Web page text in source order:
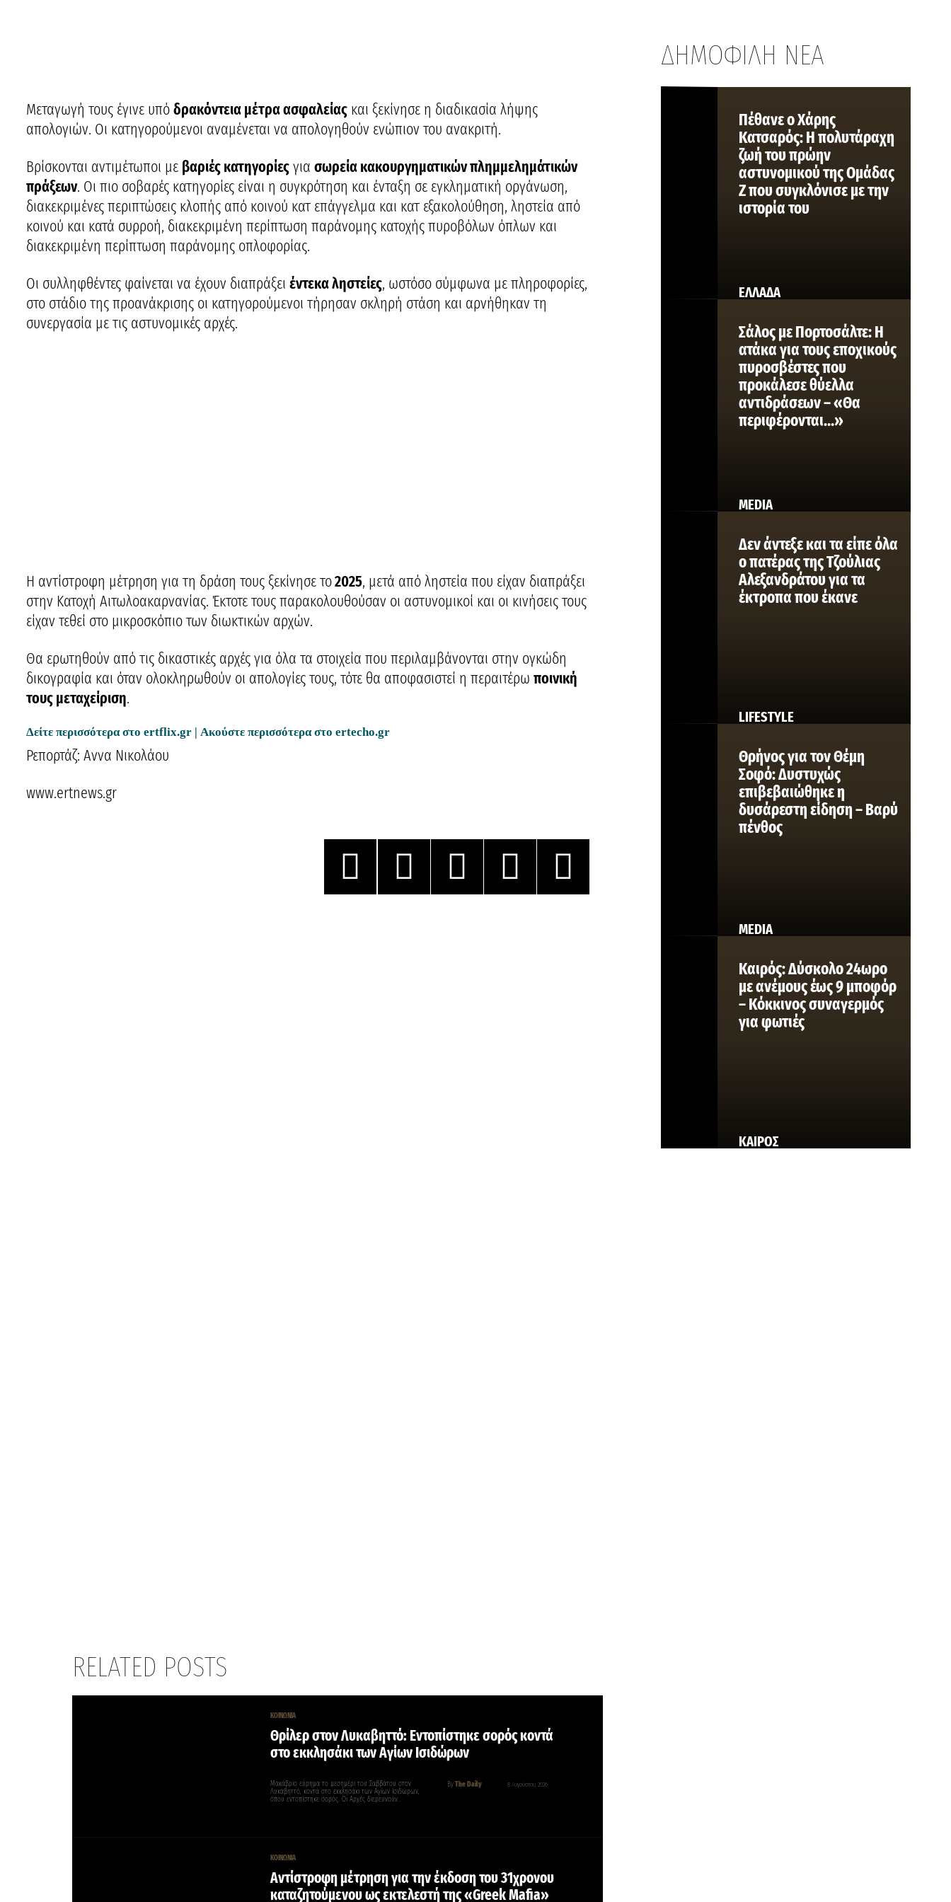
Μεταγωγή τους έγινε υπόδρακόντεια μέτρα ασφαλείας και ξεκίνησε η διαδικασία λήψης
απολογιών. Οι κατηγορούμενοι αναμένεται να απολογηθούν ενώπιον του ανακριτή.
Βρίσκονται αντιμέτωποι με βαριές κατηγορίεςγια σωρεία κακουργηματικών πλημμελημάτικών
πράξεων. Οι πιο σοβαρές κατηγορίες είναι η συγκρότηση και ένταξη σε εγκληματική οργάνωση,
διακεκριμένες περιπτώσεις κλοπής από κοινού κατ επάγγελμα και κατ εξακολούθηση, ληστεία από
κοινού και κατά συρροή, διακεκριμένη περίπτωση παράνομης κατοχής πυροβόλων όπλων και
διακεκριμένη περίπτωση παράνομης οπλοφορίας.
Οι συλληφθέντες φαίνεται να έχουν διαπράξει έντεκα ληστείες, ωστόσο σύμφωνα με πληροφορίες,
στο στάδιο της προανάκρισης οι κατηγορούμενοι τήρησαν σκληρή στάση και αρνήθηκαν τη
συνεργασία με τις αστυνομικές αρχές.
Η αντίστροφη μέτρηση για τη δράση τους ξεκίνησε το2025, μετά από ληστεία που είχαν διαπράξει
στην Κατοχή Αιτωλοακαρνανίας. Έκτοτε τους παρακολουθούσαν οι αστυνομικοί και οι κινήσεις τους
είχαν τεθεί στο μικροσκόπιο των διωκτικών αρχών.
Θα ερωτηθούν από τις δικαστικές αρχές για όλα τα στοιχεία που περιλαμβάνονται στην ογκώδη
δικογραφία και όταν ολοκληρωθούν οι απολογίες τους, τότε θα αποφασιστεί η περαιτέρω ποινική
τους μεταχείριση.
Δείτε περισσότερα στο ertflix.gr | Ακούστε περισσότερα στο ertecho.gr
Ρεπορτάζ: Αννα Νικολάου
www.ertnews.gr
ΔΗΜΟΦΙΛΗ ΝΕΑ
ΕΛΛΑΔΑ
Πέθανε ο Χάρης
Κατσαρός: Η πολυτάραχη
ζωή του πρώην
αστυνομικού της Ομάδας
Ζ που συγκλόνισε με την
ιστορία του
MEDIA
Σάλος με Πορτοσάλτε: Η
ατάκα για τους εποχικούς
πυροσβέστες που
προκάλεσε θύελλα
αντιδράσεων – «Θα
περιφέρονται…»
LIFESTYLE
Δεν άντεξε και τα είπε όλα
ο πατέρας της Τζούλιας
Αλεξανδράτου για τα
έκτροπα που έκανε
MEDIA
Θρήνος για τον Θέμη
Σοφό: Δυστυχώς
επιβεβαιώθηκε η
δυσάρεστη είδηση – Βαρύ
πένθος
ΚΑΙΡΟΣ
Καιρός: Δύσκολο 24ωρο
με ανέμους έως 9 μποφόρ
– Κόκκινος συναγερμός
για φωτιές
RELATED POSTS
ΚΟΙΝΩΝΙΑ
Θρίλερ στον Λυκαβηττό: Εντοπίστηκε σορός κοντά
στο εκκλησάκι των Αγίων Ισιδώρων
ByThe Daily 8 Αυγούστου, 2026
Μακάβριο εύρημα το μεσημέρι του Σαββάτου στον
Λυκαβηττό, κοντά στο εκκλησάκι των Αγίων Ισιδώρων,
όπου εντοπίστηκε σορός. Οι Αρχές διερευνούν…
ΚΟΙΝΩΝΙΑ
Αντίστροφη μέτρηση για την έκδοση του 31χρονου
καταζητούμενου ως εκτελεστή της «Greek Mafia»